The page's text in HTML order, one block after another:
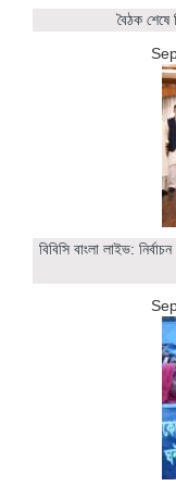
বৈঠক শেষে
বিবিসি বাংলা লাইভ: